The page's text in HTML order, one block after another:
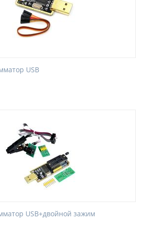
USB
USB+двойной зажим